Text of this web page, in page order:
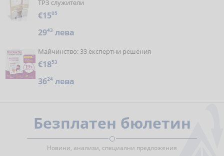
ТРЗ служители
€1505
2943 лева
Майчинство: 33 експертни решения
€1853
3624 лева
Безплатен бюлетин
Новини, анализи, специални предложения